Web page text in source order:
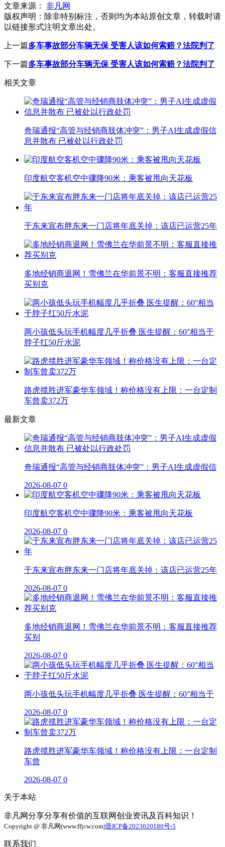
文章来源：
非凡网
版权声明： 除非特别标注，否则均为本站原创文章，转载时请
以链接形式注明文章出处。
上一篇多车事故部分车辆无保 受害人该如何索赔？法院判了
下一篇多车事故部分车辆无保 受害人该如何索赔？法院判了
相关文章
奇瑞通报“高管与经销商肢体冲突”：男子AI生成虚假信
息并散布 已被处以行政处罚
印度航空客机空中骤降90米：乘客被甩向天花板
于东来宣布胖东来一门店将年底关掉：该店已运营25年
多地经销商退网！雪佛兰在华前景不明：客服直接推荐
买别克
两小孩低头玩手机幅度几乎折叠 医生提醒：60°相当于
脖子扛50斤水泥
路虎揽胜进军豪华车领域！称价格没有上限：一台定制
车曾卖372万
最新文章
奇瑞通报“高管与经销商肢体冲突”：男子AI生成虚假信
2026-08-07 0
印度航空客机空中骤降90米：乘客被甩向天花板
2026-08-07 0
于东来宣布胖东来一门店将年底关掉：该店已运营25年
2026-08-07 0
多地经销商退网！雪佛兰在华前景不明：客服直接推荐
买别
2026-08-07 0
两小孩低头玩手机幅度几乎折叠 医生提醒：60°相当于
2026-08-07 0
路虎揽胜进军豪华车领域！称价格没有上限：一台定制
车曾
2026-08-07 0
关于本站
非凡网分享分享有价值的互联网创业资讯及百科知识！
Copyright @ 非凡网(www.ffjcw.com)晋ICP备2023020180号-5
联系我们